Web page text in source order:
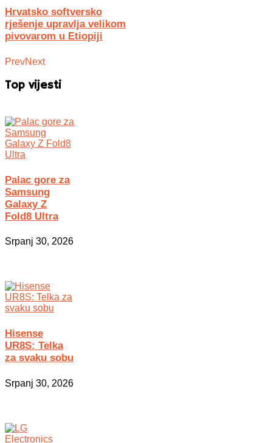
Hrvatsko softversko
rješenje upravlja velikom
pivovarom u Etiopiji
PrevNext
Top vijesti
Palac gore za
Samsung
Galaxy Z
Fold8 Ultra
Srpanj 30, 2026
Hisense
UR8S: Telka
za svaku sobu
Srpanj 30, 2026